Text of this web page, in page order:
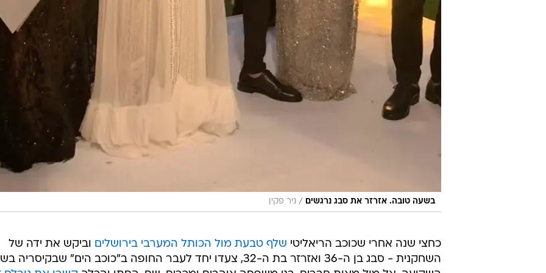
בשעה טובה. אזרזר את סבג נרגשים / ניר פקין
כחצי שנה אחרי שכוכב הריאליטי שלף טבעת מול הכותל המערבי בירושלים וביקש את ידה של
השחקנית - סבג בן ה-36 ואזרזר בת ה-32, צעדו יחד לעבר החופה ב"כוכב הים"